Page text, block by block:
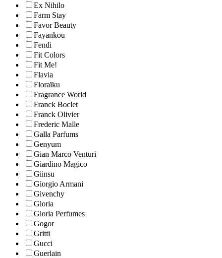
Ex Nihilo
Farm Stay
Favor Beauty
Fayankou
Fendi
Fit Colors
Fit Me!
Flavia
Floraïku
Fragrance World
Franck Boclet
Franck Olivier
Frederic Malle
Galla Parfums
Genyum
Gian Marco Venturi
Giardino Magico
Giinsu
Giorgio Armani
Givenchy
Gloria
Gloria Perfumes
Gogor
Gritti
Gucci
Guerlain